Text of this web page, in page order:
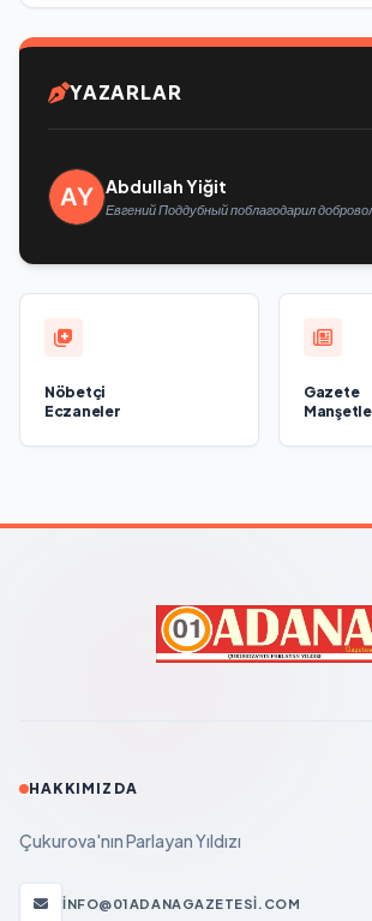
YAZARLAR
Abdullah Yiğit
Евгений Поддубный поблагодарил
Nöbetçi
Eczaneler
Gazete
HAKKIMIZDA
Çukurova'nın Parlayan Yıldızı
INFO@01ADANAGAZETESI.COM